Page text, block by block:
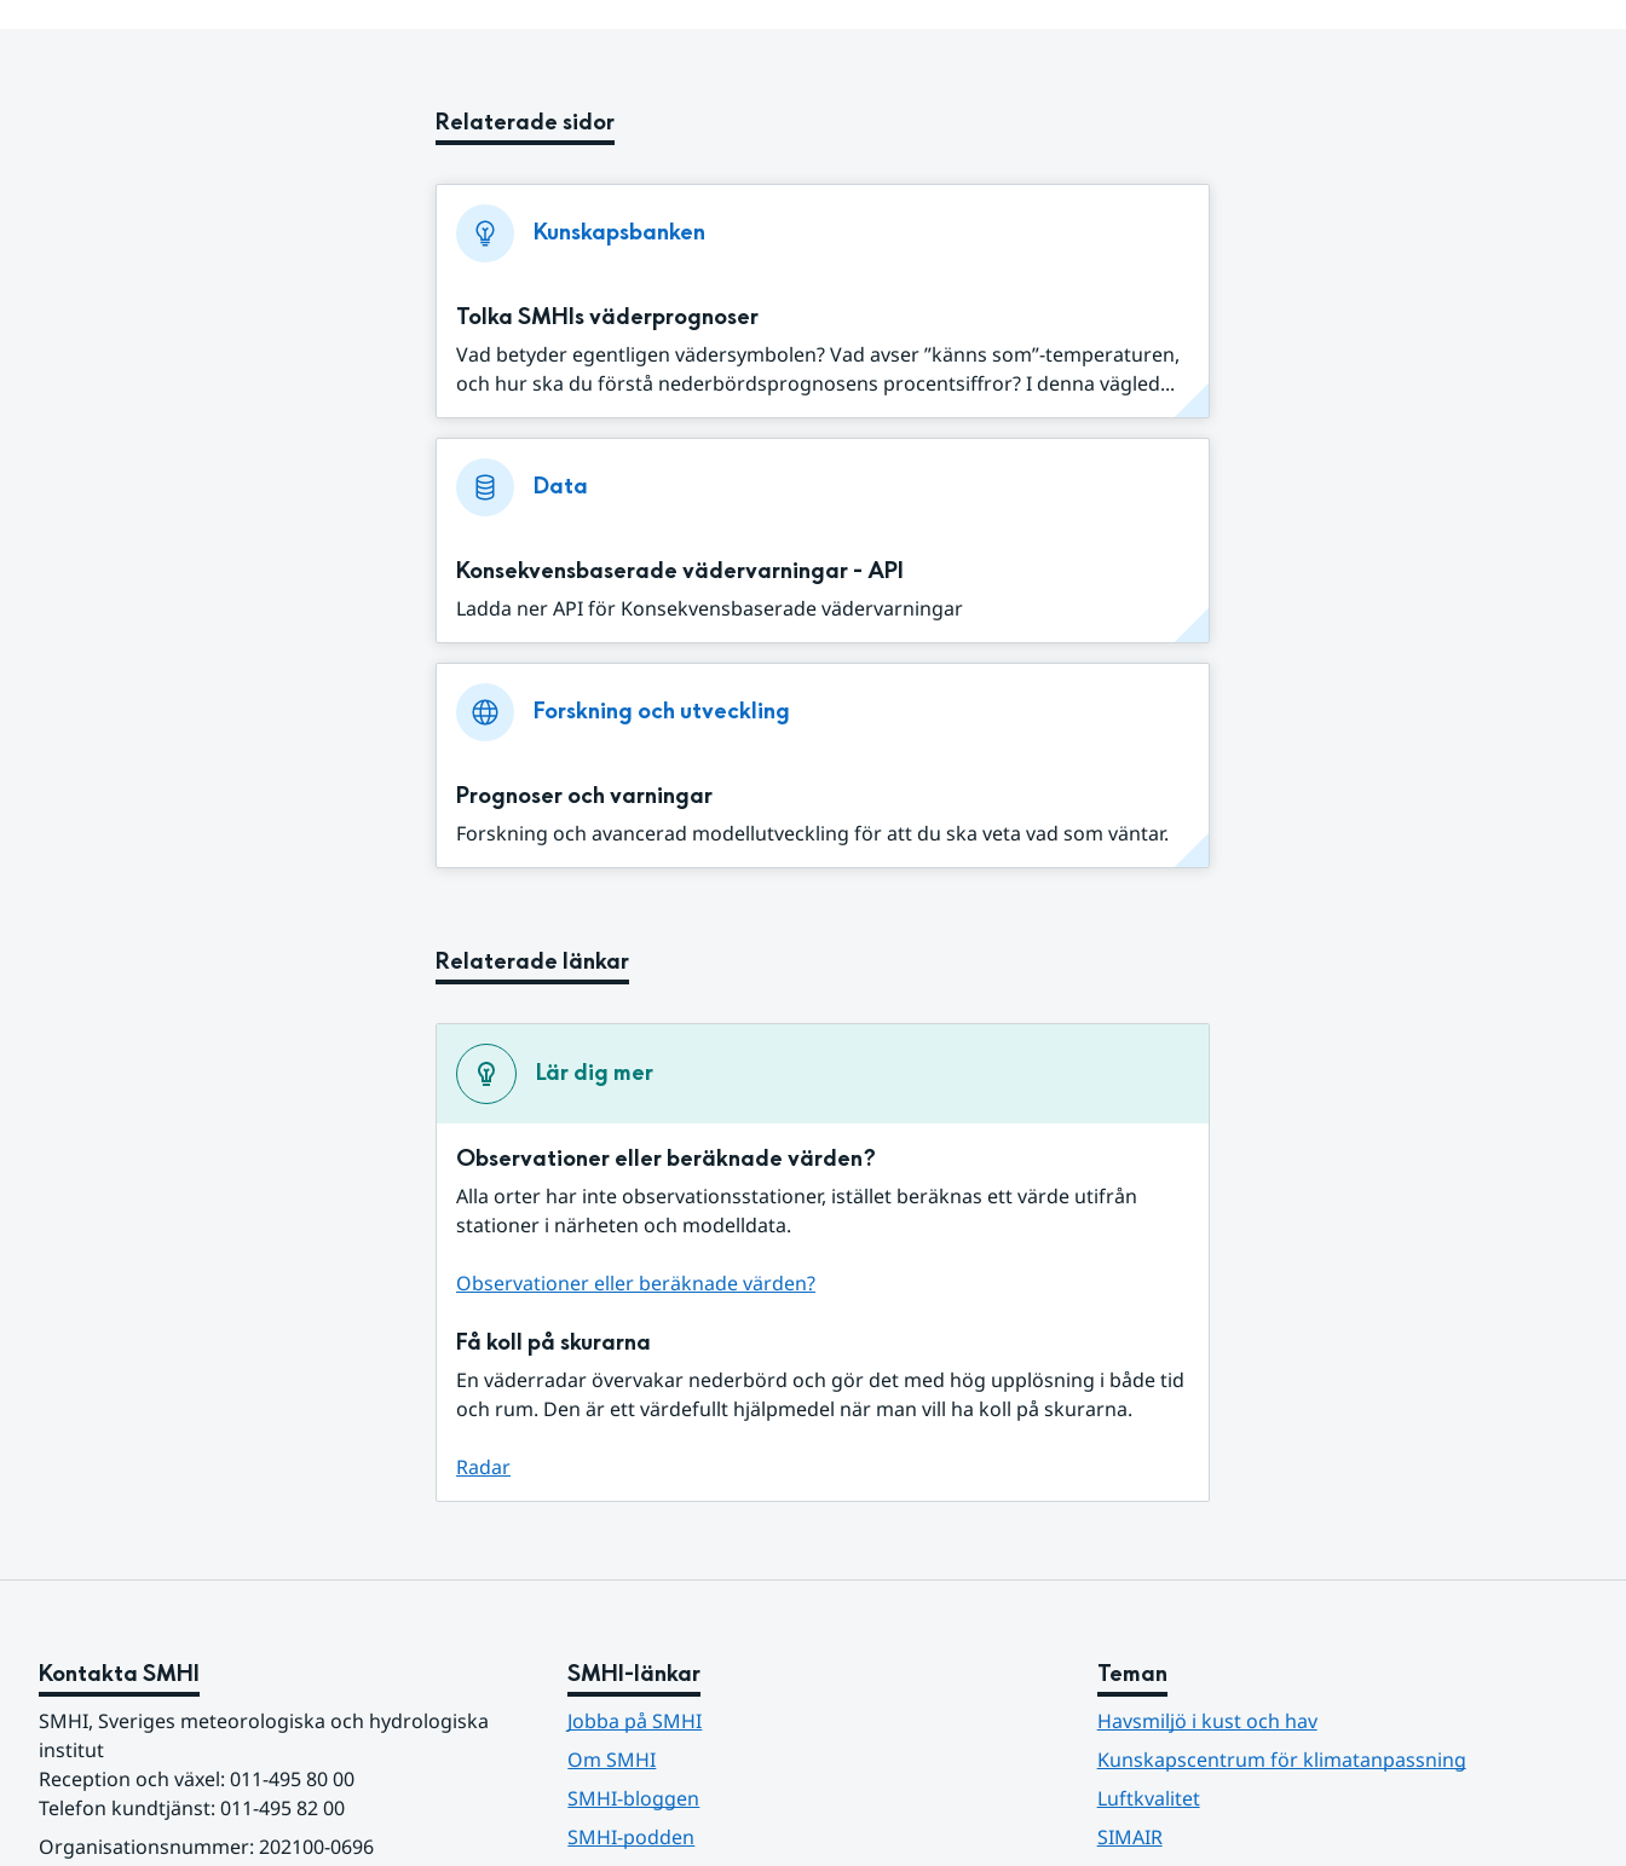
Relaterade sidor
Kunskapsbanken
Tolka SMHIs väderprognoser
Vad betyder egentligen vädersymbolen? Vad avser ”känns som”-temperaturen,
och hur ska du förstå nederbördsprognosens procentsiffror? I denna vägled...
Data
Konsekvensbaserade vädervarningar - API
Ladda ner API för Konsekvensbaserade vädervarningar
Forskning och utveckling
Prognoser och varningar
Forskning och avancerad modellutveckling för att du ska veta vad som väntar.
Relaterade länkar
Lär dig mer
Observationer eller beräknade värden?
Alla orter har inte observationsstationer, istället beräknas ett värde utifrån
stationer i närheten och modelldata.
Observationer eller beräknade värden?
Få koll på skurarna
En väderradar övervakar nederbörd och gör det med hög upplösning i både tid
och rum. Den är ett värdefullt hjälpmedel när man vill ha koll på skurarna.
Radar
Kontakta SMHI
SMHI, Sveriges meteorologiska och hydrologiska
institut
Reception och växel: 011-495 80 00
Telefon kundtjänst: 011-495 82 00
Organisationsnummer: 202100-0696
SMHI-länkar
Jobba på SMHI
Om SMHI
SMHI-bloggen
SMHI-podden
Teman
Havsmiljö i kust och hav
Kunskapscentrum för klimatanpassning
Luftkvalitet
SIMAIR